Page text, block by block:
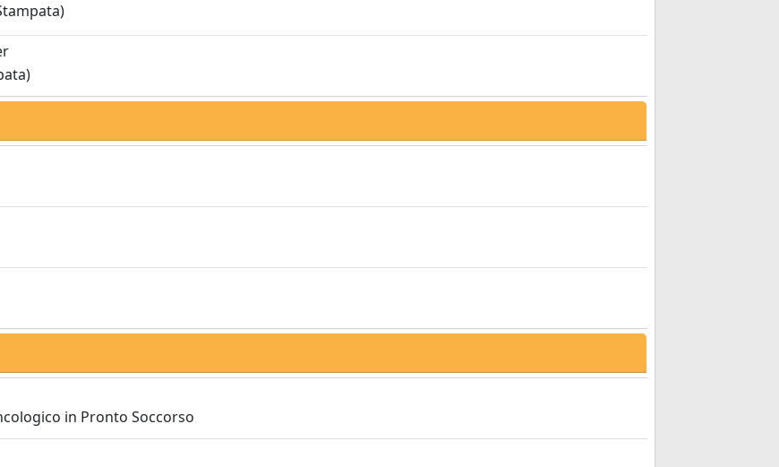
in Pronto Soccorso